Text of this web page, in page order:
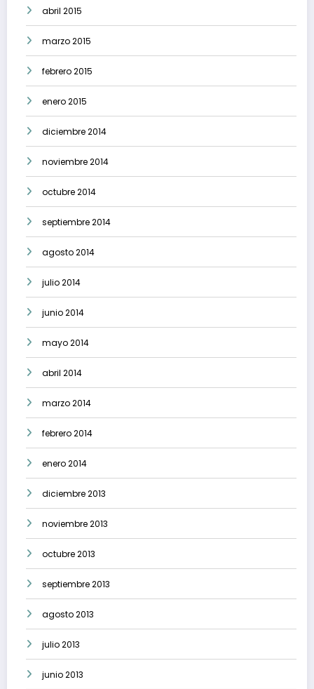
abril 2015
marzo 2015
febrero 2015
enero 2015
diciembre 2014
noviembre 2014
octubre 2014
septiembre 2014
agosto 2014
julio 2014
junio 2014
mayo 2014
abril 2014
marzo 2014
febrero 2014
enero 2014
diciembre 2013
noviembre 2013
octubre 2013
septiembre 2013
agosto 2013
julio 2013
junio 2013